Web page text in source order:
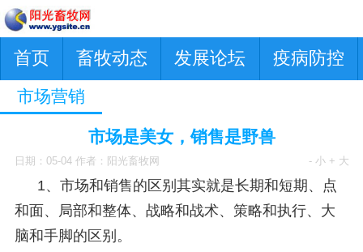
首页 畜牧动态 发展论坛 疫病防控
市场营销
市场是美女，销售是野兽
日期：05-04 作者：阳光畜牧网 - 小 + 大
1、市场和销售的区别其实就是长期和短期、点
和面、局部和整体、战略和战术、策略和执行、大
脑和手脚的区别。